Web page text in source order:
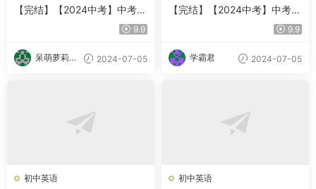
【完结】【2024中考】中考英
9.9
呆萌萝莉甜
2024-07-05
【完结】【2024中考】中考英
9.9
学霸君 2024-07-05
初中英语 初中英语